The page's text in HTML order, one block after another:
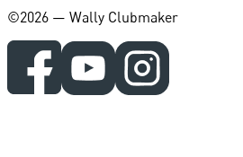
©️2026 — Wally Clubmaker